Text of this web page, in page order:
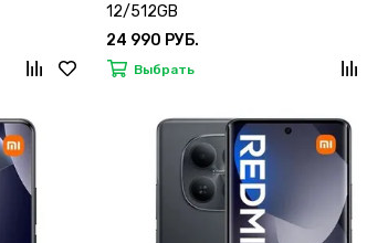
12/512GB
24 990 РУБ.
Выбрать